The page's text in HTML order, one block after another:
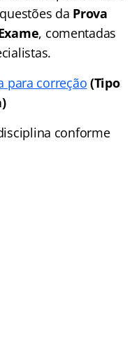
da Prova
, comentadas
para correção (Tipo
conforme